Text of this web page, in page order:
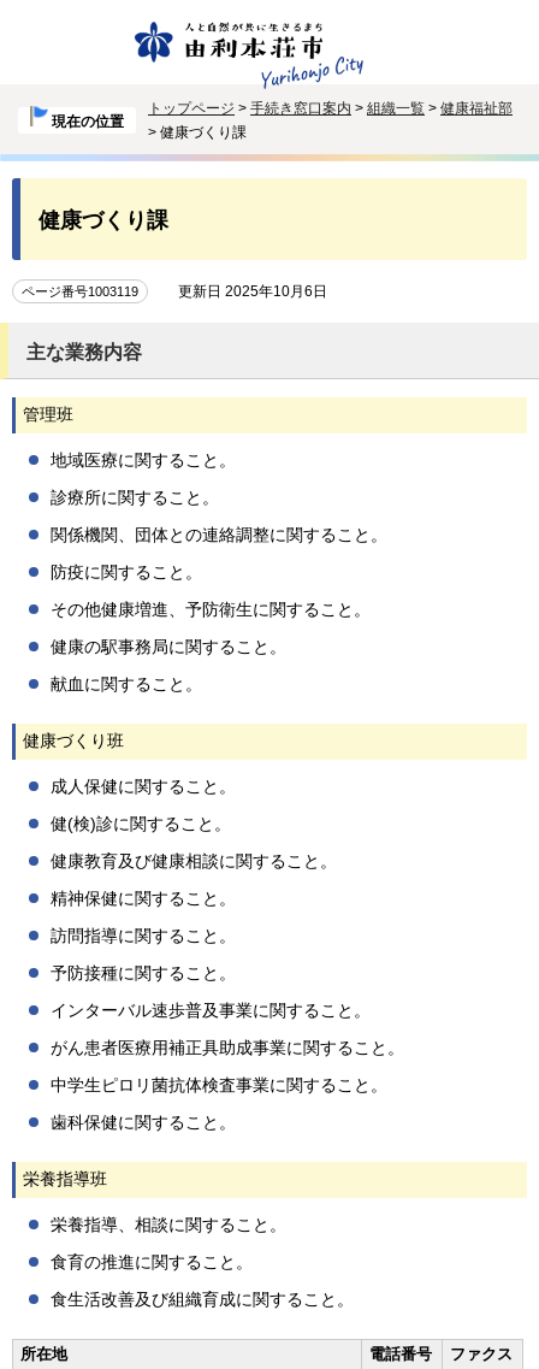
現在の位置
トップページ > 手続き窓口案内 > 組織一覧 > 健康福祉部
> 健康づくり課
健康づくり課
ページ番号1003119 更新日 2025年10月6日
主な業務内容
管理班
地域医療に関すること。
診療所に関すること。
関係機関、団体との連絡調整に関すること。
防疫に関すること。
その他健康増進、予防衛生に関すること。
健康の駅事務局に関すること。
献血に関すること。
健康づくり班
成人保健に関すること。
健(検)診に関すること。
健康教育及び健康相談に関すること。
精神保健に関すること。
訪問指導に関すること。
予防接種に関すること。
インターバル速歩普及事業に関すること。
がん患者医療用補正具助成事業に関すること。
中学生ピロリ菌抗体検査事業に関すること。
歯科保健に関すること。
栄養指導班
栄養指導、相談に関すること。
食育の推進に関すること。
食生活改善及び組織育成に関すること。
所在地 電話番号
ファクス